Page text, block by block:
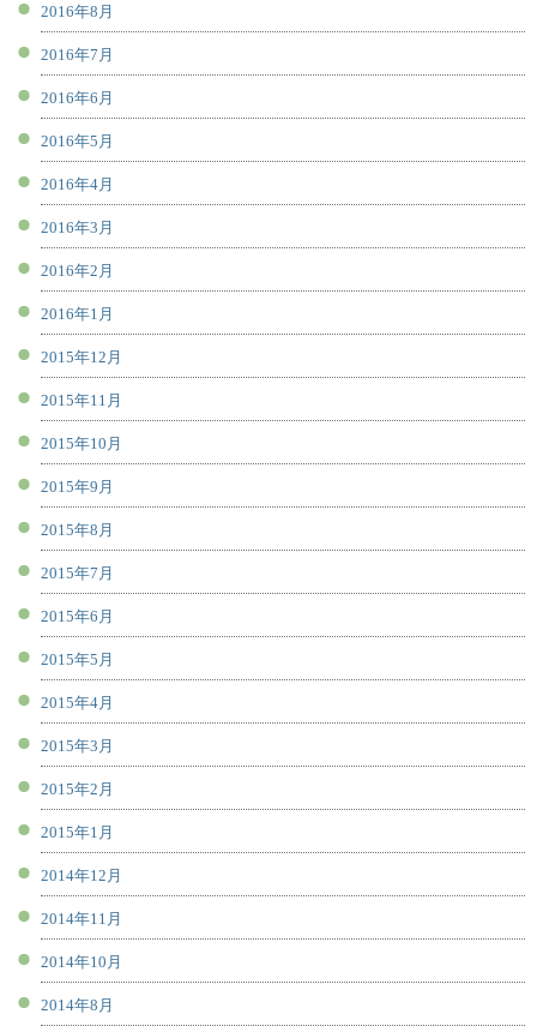
2016年8月
2016年7月
2016年6月
2016年5月
2016年4月
2016年3月
2016年2月
2016年1月
2015年12月
2015年11月
2015年10月
2015年9月
2015年8月
2015年7月
2015年6月
2015年5月
2015年4月
2015年3月
2015年2月
2015年1月
2014年12月
2014年11月
2014年10月
2014年8月